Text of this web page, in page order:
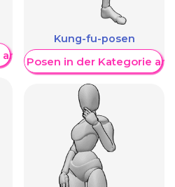
Kung-fu-posen
Posen in der Kategorie